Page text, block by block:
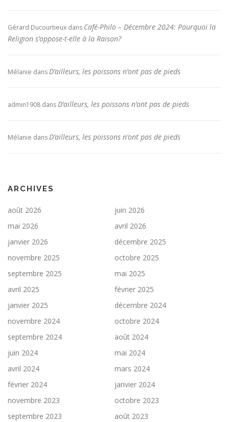
Gérard Ducourtieux dans Café-Philo – Décembre 2024: Pourquoi la
Religion s’oppose-t-elle à la Raison?
Mélanie dansD’ailleurs, les poissons n’ont pas de pieds
admin1908 dansD’ailleurs, les poissons n’ont pas de pieds
Mélanie dansD’ailleurs, les poissons n’ont pas de pieds
ARCHIVES
août 2026
juin 2026
mai 2026
avril 2026
janvier 2026
décembre 2025
novembre 2025
octobre 2025
septembre 2025
mai 2025
avril 2025
février 2025
janvier 2025
décembre 2024
novembre 2024
octobre 2024
septembre 2024
août 2024
juin 2024
mai 2024
avril 2024
mars 2024
février 2024
janvier 2024
novembre 2023
octobre 2023
septembre 2023
août 2023